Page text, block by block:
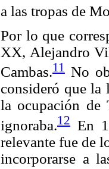
a las tropas de
Por lo que
XX, Alejandro
Cambas.11
No
consideró que la
la ocupación de
ignoraba.12 En
relevante fue de
incorporarse a